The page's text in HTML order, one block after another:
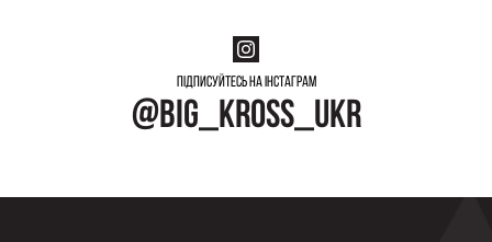
Підписуйтесь на інстаграм
@big_kross_ukr